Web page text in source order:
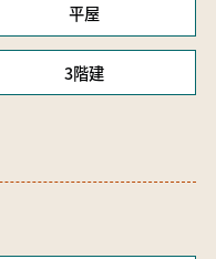
平屋
3階建